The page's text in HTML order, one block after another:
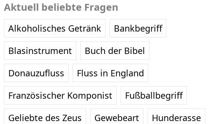
Aktuell beliebte Fragen
Alkoholisches Getränk
Bankbegriff
Blasinstrument
Buch der Bibel
Donauzufluss
Fluss in England
Französischer Komponist
Fußballbegriff
Geliebte des Zeus
Gewebeart
Hunderasse